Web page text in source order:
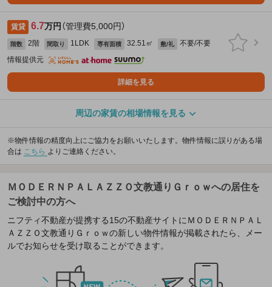
賃貸 6.7万円 （管理費5,000円）
階数 2階 間取り 1LDK 専有面積 32.51㎡ 敷/礼
不要/不要
情報提供元
詳細を見る
周辺の家賃の相場情報を見る
※物件情報の精度向上にご協力をお願いいたします。物件情報に誤りがある場
合は こちら よりご連絡ください。
ＭＯＤＥＲＮＰＡＬＡＺＺＯ文教通りＧｒｏｗへの居住を
ご検討中の方へ
ニフティ不動産が提携する15の不動産サイトにＭＯＤＥＲＮＰＡＬ
ＡＺＺＯ文教通りＧｒｏｗの新しい物件情報が掲載されたら、メー
ルでお知らせを受け取ることができます。